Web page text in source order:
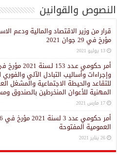
النصوص والقوانين
قرار من وزير الاقتصاد والمالية ودعم
مؤرخ في 29 جوان 2021
13 يوليو 2021
وإجراءات وأساليب التبادل الآلي
للتقاعد والحيطة الاجتماعية والمشغل
المهنية للأعوان المنخرطين بالصندوق
17 مارس 2021
العمومية المفتوحة
26 يناير 2021